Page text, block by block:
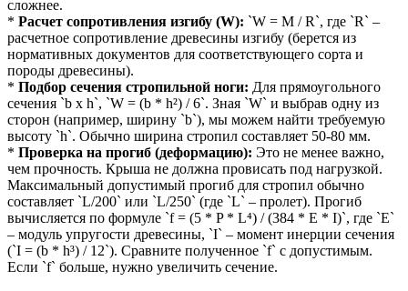
сложнее.
* Расчет сопротивления изгибу (W): `W = M / R`, где `R` –
расчетное сопротивление древесины изгибу (берется из
нормативных документов для соответствующего сорта и
породы древесины).
* Подбор сечения стропильной ноги: Для прямоугольного
сечения `b x h`, `W = (b * h²) / 6`. Зная `W` и выбрав одну из
сторон (например, ширину `b`), мы можем найти требуемую
высоту `h`. Обычно ширина стропил составляет 50-80 мм.
* Проверка на прогиб (деформацию): Это не менее важно,
чем прочность. Крыша не должна провисать под нагрузкой.
Максимальный допустимый прогиб для стропил обычно
составляет `L/200` или `L/250` (где `L` – пролет). Прогиб
вычисляется по формуле `f = (5 * P * L⁴) / (384 * E * I)`, где `E`
– модуль упругости древесины, `I` – момент инерции сечения
(`I = (b * h³) / 12`). Сравните полученное `f` с допустимым.
Если `f` больше, нужно увеличить сечение.